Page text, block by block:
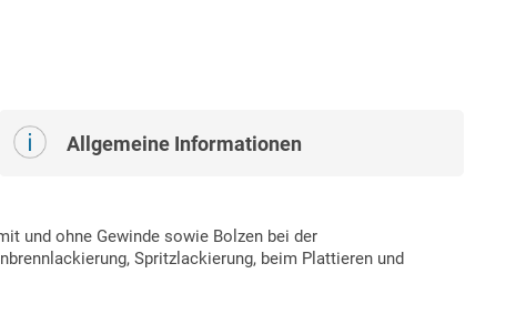
Allgemeine Informationen
und ohne Gewinde sowie Bolzen bei der
Spritzlackierung, beim Plattieren und